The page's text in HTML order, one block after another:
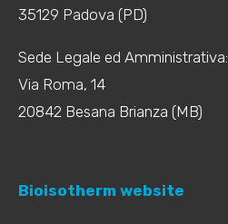
35129 Padova (PD)
Sede Legale ed Amministrativa:
Via Roma, 14
20842 Besana Brianza (MB)
Bioisotherm website